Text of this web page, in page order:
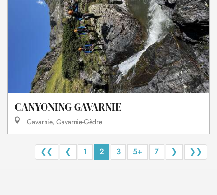
CANYONING GAVARNIE
Gavarnie, Gavarnie-Gèdre
❮❮ ❮ 1 2 3 5+ 7 ❯ ❯❯